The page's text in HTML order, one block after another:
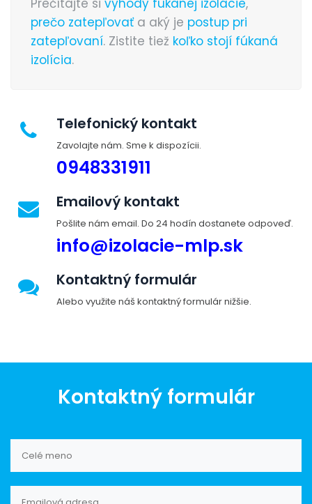
Prečítajte si výhody fúkanej izolácie,
prečo zatepľovaťa aký je postup pri
zatepľovaní. Zistite tiež koľko stojí fúkaná
izolícia.
Telefonický kontakt
Zavolajte nám. Sme k dispozícii.
0948331911
Emailový kontakt
Pošlite nám email. Do 24 hodín dostanete odpoveď.
info@izolacie-mlp.sk
Kontaktný formulár
Alebo využite náš kontaktný formulár nižšie.
Kontaktný formulár